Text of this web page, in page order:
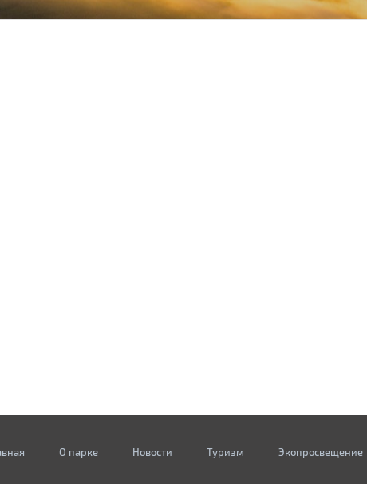
О парке Новости Туризм Экопросвещение